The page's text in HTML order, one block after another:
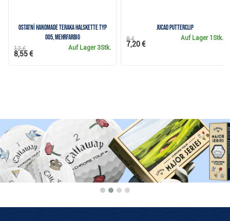
Ostatní Handmade Teraka Halskette Typ
005, mehrfarbig
Auf Lager3Stk.
12 €
8,55 €
JuCad Putterclip
Auf Lager 1Stk.
8 €
7,20 €